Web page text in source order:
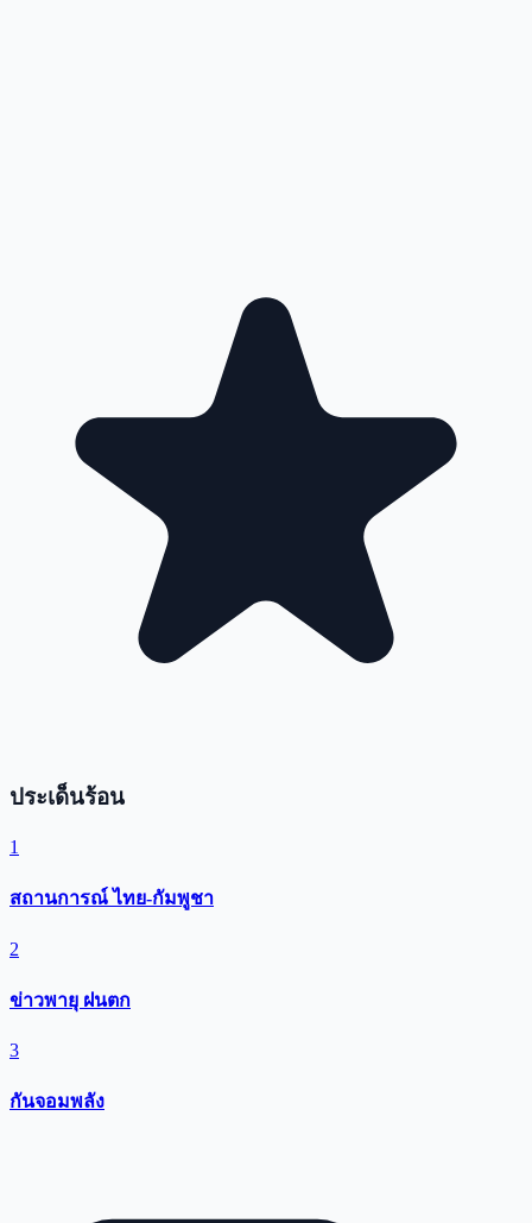
ประเด็นร้อน
1
สถานการณ์ ไทย-กัมพูชา
2
ข่าวพายุ ฝนตก
3
กันจอมพลัง